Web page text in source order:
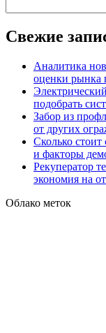
Свежие
Аналитика
оценки рынка
подобрать
Забор из
от других
Сколько
и факторы
Рекуператор
экономия на
Облако меток